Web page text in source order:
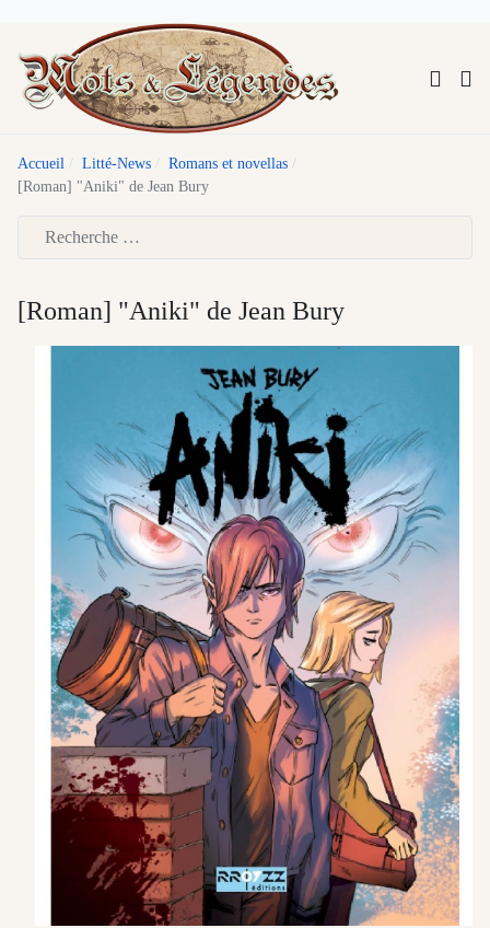
Accueil Litté-News
Romans et novellas
[Roman] "Aniki" de Jean Bury
[Roman] "Aniki" de Jean Bury